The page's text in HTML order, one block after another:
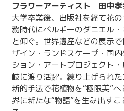
フラワーアーティスト 田中孝
大学卒業後、出版社を経て花
務時代にベルギーのダニエル
と仰ぐ。世界遺産などの展示
ザイン・ランドスケープ・国
ション・アートプロジェクト
岐に渡り活躍。練り上げられ
新的手法で花植物を“極限美”
界に新たな“物語”を生み出す